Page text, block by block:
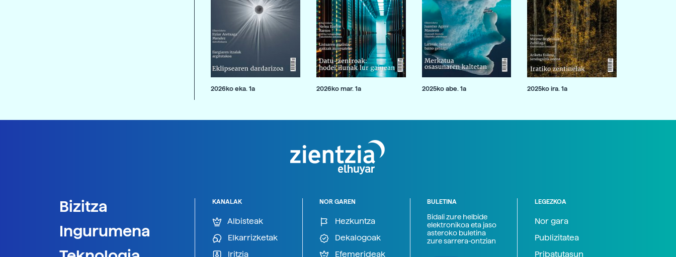
2026ko eka. 1a 2026ko mar. 1a 2025ko abe. 1a 2025ko ira. 1a
Bizitza
Ingurumena
KANALAK
Albisteak
Elkarrizketak
Iritzia
NOR GAREN
Hezkuntza
Dekalogoak
Efemerideak
BULETINA
Bidali zure helbide
elektronikoa eta jaso
asteroko buletina
zure sarrera-ontzian
LEGEZKOA
Nor gara
Publizitatea
Pribatutasun